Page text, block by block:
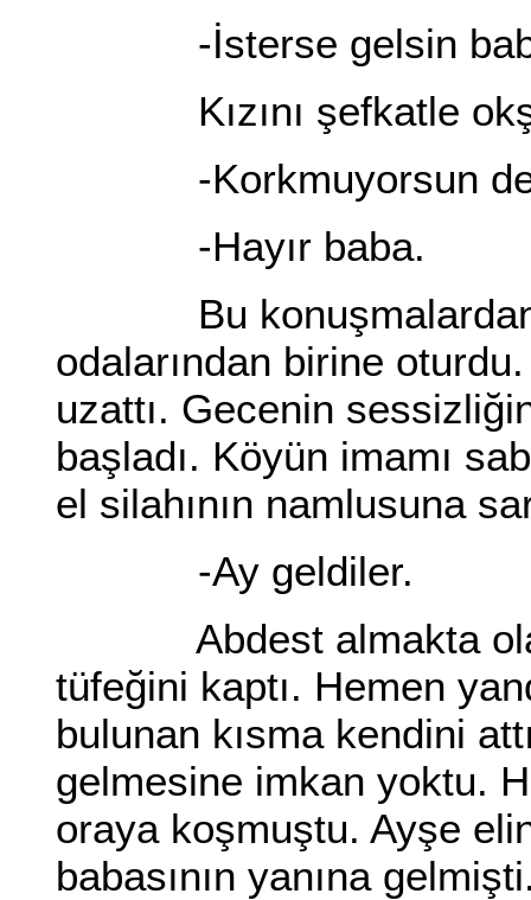
-İsterse gelsin
Kızını şefkatle
-Korkmuyorsun
-Hayır baba.
Bu konuşmalardan
odalarından birine oturdu.
uzattı. Gecenin
başladı. Köyün imamı
el silahının namlusuna
-Ay geldiler.
Abdest almakta olan
tüfeğini kaptı. Hemen
bulunan kısma kendini
gelmesine imkan yoktu.
oraya koşmuştu. Ayşe
babasının yanına